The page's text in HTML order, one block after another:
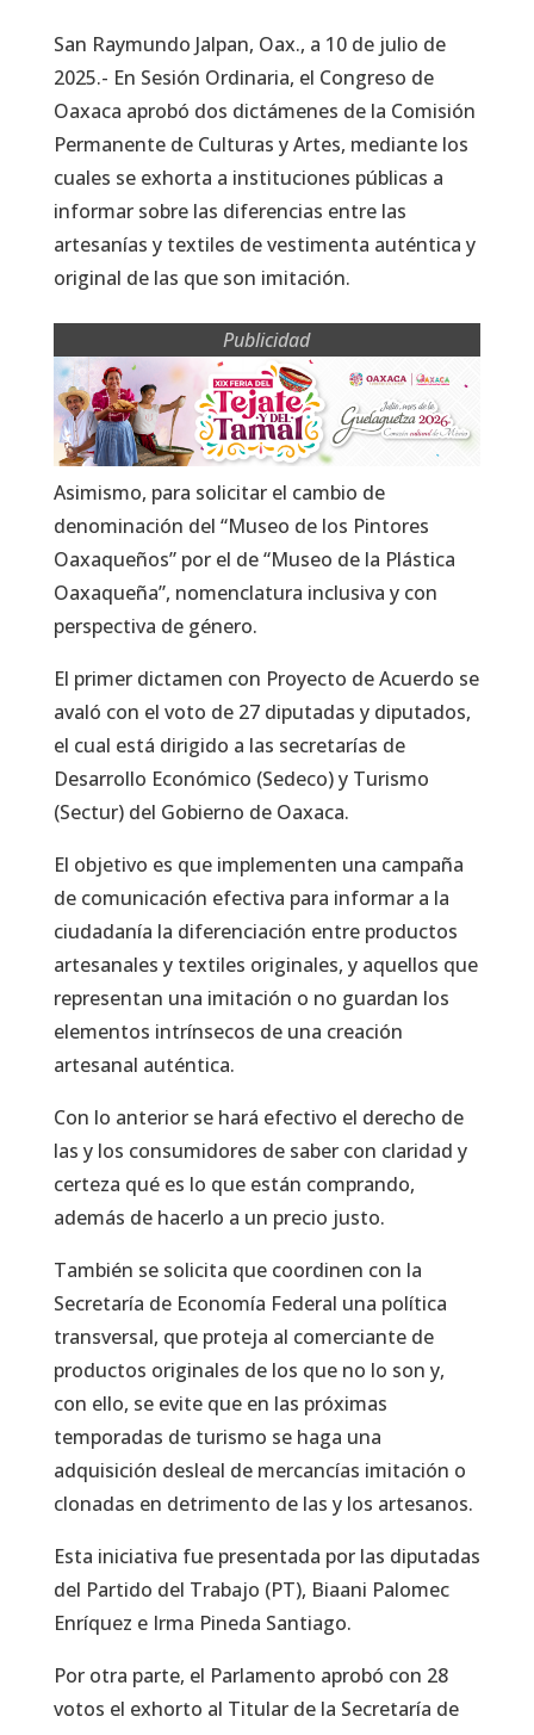
San Raymundo Jalpan, Oax., a 10 de julio de
2025.- En Sesión Ordinaria, el Congreso de
Oaxaca aprobó dos dictámenes de la Comisión
Permanente de Culturas y Artes, mediante los
cuales se exhorta a instituciones públicas a
informar sobre las diferencias entre las
artesanías y textiles de vestimenta auténtica y
original de las que son imitación.
Publicidad
Asimismo, para solicitar el cambio de
denominación del “Museo de los Pintores
Oaxaqueños” por el de “Museo de la Plástica
Oaxaqueña”, nomenclatura inclusiva y con
perspectiva de género.
El primer dictamen con Proyecto de Acuerdo se
avaló con el voto de 27 diputadas y diputados,
el cual está dirigido a las secretarías de
Desarrollo Económico (Sedeco) y Turismo
(Sectur) del Gobierno de Oaxaca.
El objetivo es que implementen una campaña
de comunicación efectiva para informar a la
ciudadanía la diferenciación entre productos
artesanales y textiles originales, y aquellos que
representan una imitación o no guardan los
elementos intrínsecos de una creación
artesanal auténtica.
Con lo anterior se hará efectivo el derecho de
las y los consumidores de saber con claridad y
certeza qué es lo que están comprando,
además de hacerlo a un precio justo.
También se solicita que coordinen con la
Secretaría de Economía Federal una política
transversal, que proteja al comerciante de
productos originales de los que no lo son y,
con ello, se evite que en las próximas
temporadas de turismo se haga una
adquisición desleal de mercancías imitación o
clonadas en detrimento de las y los artesanos.
Esta iniciativa fue presentada por las diputadas
del Partido del Trabajo (PT), Biaani Palomec
Enríquez e Irma Pineda Santiago.
Por otra parte, el Parlamento aprobó con 28
votos el exhorto al Titular de la Secretaría de